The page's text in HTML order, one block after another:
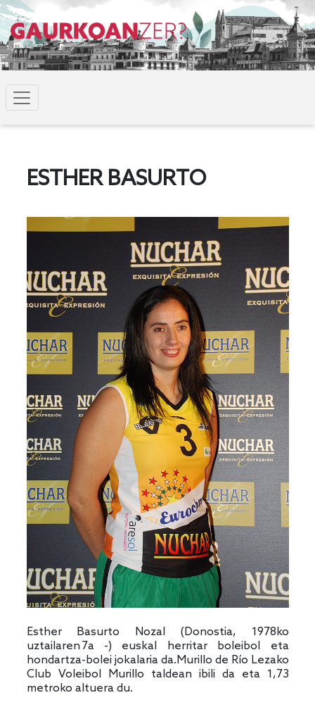
ESTHER BASURTO
Esther Basurto Nozal (Donostia, 1978ko
uztailaren 7a -) euskal herritar boleibol eta
hondartza-bolei jokalaria da.Murillo de Río Lezako
Club Voleibol Murillo taldean ibili da eta 1,73
metroko altuera du.